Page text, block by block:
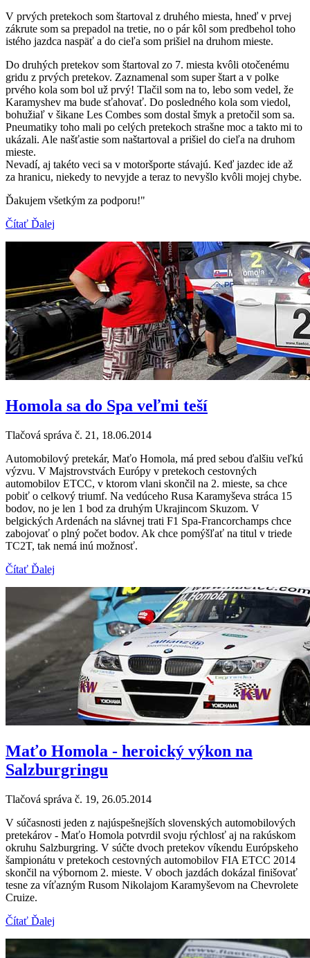
V prvých pretekoch som štartoval z druhého miesta, hneď v prvej
zákrute som sa prepadol na tretie, no o pár kôl som predbehol toho
istého jazdca naspäť a do cieľa som prišiel na druhom mieste.
Do druhých pretekov som štartoval zo 7. miesta kvôli otočenému
gridu z prvých pretekov. Zaznamenal som super štart a v polke
prvého kola som bol už prvý! Tlačil som na to, lebo som vedel, že
Karamyshev ma bude sťahovať. Do posledného kola som viedol,
bohužiaľ v šikane Les Combes som dostal šmyk a pretočil som sa.
Pneumatiky toho mali po celých pretekoch strašne moc a takto mi to
ukázali. Ale našťastie som naštartoval a prišiel do cieľa na druhom
mieste.
Nevadí, aj takéto veci sa v motoršporte stávajú. Keď jazdec ide až
za hranicu, niekedy to nevyjde a teraz to nevyšlo kvôli mojej chybe.
Ďakujem všetkým za podporu!"
Čítať Ďalej
Homola sa do Spa veľmi teší
Tlačová správa č. 21, 18.06.2014
Automobilový pretekár, Maťo Homola, má pred sebou ďalšiu veľkú
výzvu. V Majstrovstvách Európy v pretekoch cestovných
automobilov ETCC, v ktorom vlani skončil na 2. mieste, sa chce
pobiť o celkový triumf. Na vedúceho Rusa Karamyševa stráca 15
bodov, no je len 1 bod za druhým Ukrajincom Skuzom. V
belgických Ardenách na slávnej trati F1 Spa-Francorchamps chce
zabojovať o plný počet bodov. Ak chce pomýšľať na titul v triede
TC2T, tak nemá inú možnosť.
Čítať Ďalej
Maťo Homola - heroický výkon na
Salzburgringu
Tlačová správa č. 19, 26.05.2014
V súčasnosti jeden z najúspešnejších slovenských automobilových
pretekárov - Maťo Homola potvrdil svoju rýchlosť aj na rakúskom
okruhu Salzburgring. V súčte dvoch pretekov víkendu Európskeho
šampionátu v pretekoch cestovných automobilov FIA ETCC 2014
skončil na výbornom 2. mieste. V oboch jazdách dokázal finišovať
tesne za víťazným Rusom Nikolajom Karamyševom na Chevrolete
Cruize.
Čítať Ďalej